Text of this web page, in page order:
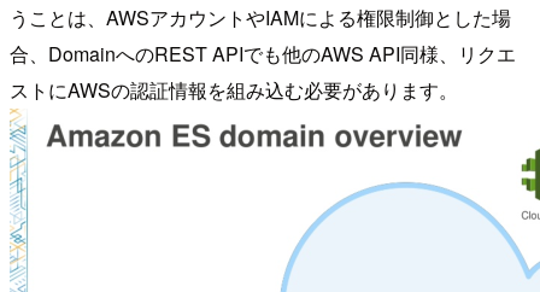
うことは、AWSアカウントやIAMによる権限制御とした場
合、DomainへのREST APIでも他のAWS API同様、リクエ
ストにAWSの認証情報を組み込む必要があります。